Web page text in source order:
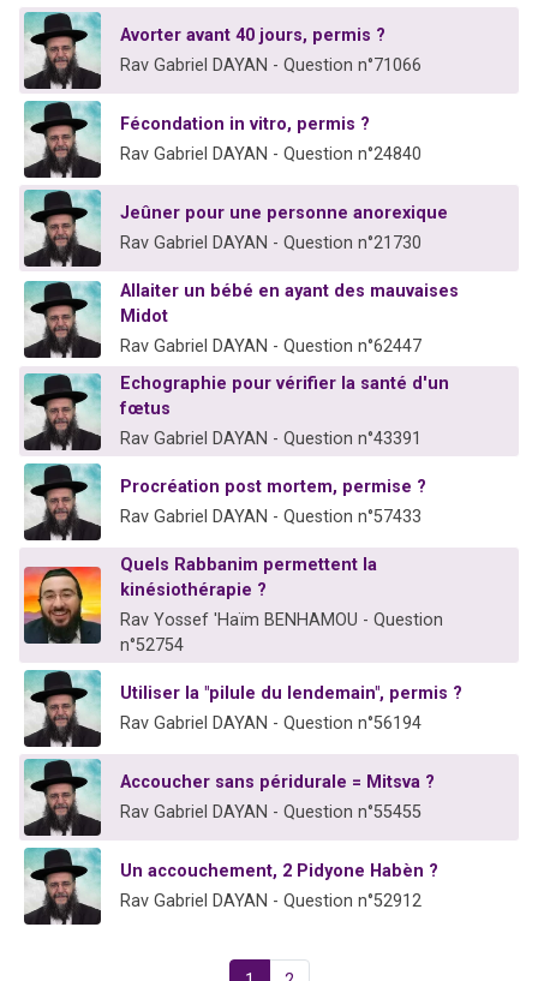
Avorter avant 40 jours, permis ?
Rav Gabriel DAYAN - Question n°71066
Fécondation in vitro, permis ?
Rav Gabriel DAYAN - Question n°24840
Jeûner pour une personne anorexique
Rav Gabriel DAYAN - Question n°21730
Allaiter un bébé en ayant des mauvaises
Midot
Rav Gabriel DAYAN - Question n°62447
Echographie pour vérifier la santé d'un
fœtus
Rav Gabriel DAYAN - Question n°43391
Procréation post mortem, permise ?
Rav Gabriel DAYAN - Question n°57433
Quels Rabbanim permettent la
kinésiothérapie ?
Rav Yossef 'Haïm BENHAMOU - Question
n°52754
Utiliser la "pilule du lendemain", permis ?
Rav Gabriel DAYAN - Question n°56194
Accoucher sans péridurale = Mitsva ?
Rav Gabriel DAYAN - Question n°55455
Un accouchement, 2 Pidyone Habèn ?
Rav Gabriel DAYAN - Question n°52912